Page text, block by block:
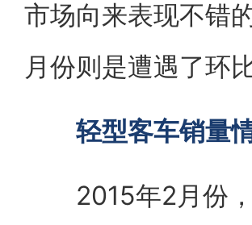
市场向来表现不错
月份则是遭遇了环
轻型客车销量
2015年2月份，